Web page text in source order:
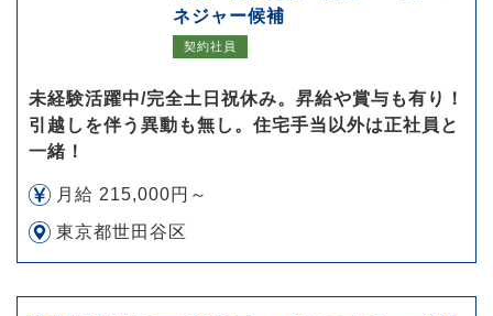
ネジャー候補
契約社員
未経験活躍中/完全土日祝休み。昇給や賞与も有り！
引越しを伴う異動も無し。住宅手当以外は正社員と
一緒！
月給 215,000円～
東京都世田谷区